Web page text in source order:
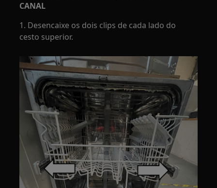
CANAL
1. Desencaixe os dois clips de cada lado do
cesto superior.